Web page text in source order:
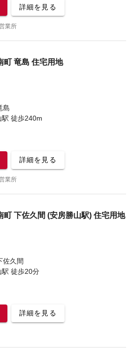
詳細を見る
業所
町 竜島 住宅用地
島
駅 徒歩240m
詳細を見る
業所
町 下佐久間 (安房勝山駅) 住宅用地
佐久間
駅 徒歩20分
詳細を見る